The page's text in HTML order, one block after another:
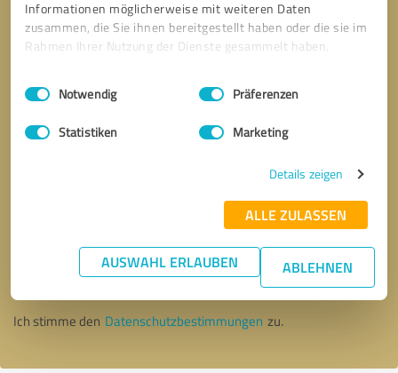
Informationen möglicherweise mit weiteren Daten
zusammen, die Sie ihnen bereitgestellt haben oder die sie im
Rahmen Ihrer Nutzung der Dienste gesammelt haben.
Impressum Datenschutzbestimmungen
Einwilligungsauswahl
Notwendig Präferenzen
Statistiken Marketing
Details zeigen
ALLE ZULASSEN
AUSWAHL ERLAUBEN ABLEHNEN
* Erforderliche Angaben
Nachricht senden
Ich stimme den Datenschutzbestimmungen zu.